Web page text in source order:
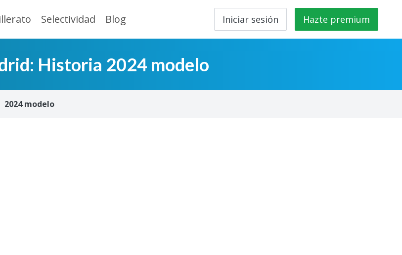
Selectividad Blog Iniciar sesión Hazte premium
Historia 2024 modelo
2024 modelo